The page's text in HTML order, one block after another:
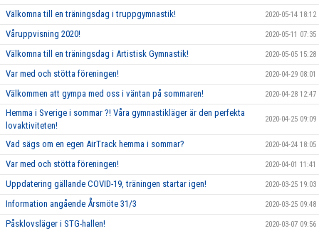
Välkomna till en träningsdag i truppgymnastik! 2020-05-14 18:12
Våruppvisning 2020! 2020-05-11 07:35
Välkomna till en träningsdag i Artistisk Gymnastik! 2020-05-05 15:28
Var med och stötta föreningen! 2020-04-29 08:01
Välkommen att gympa med oss i väntan på sommaren! 2020-04-28 12:47
Hemma i Sverige i sommar ?! Våra gymnastikläger är den perfekta
lovaktiviteten!
2020-04-25 09:09
Vad sägs om en egen AirTrack hemma i sommar? 2020-04-24 18:05
Var med och stötta föreningen! 2020-04-01 11:41
Uppdatering gällande COVID-19, träningen startar igen! 2020-03-25 19:03
Information angående Årsmöte 31/3 2020-03-25 09:48
Påsklovsläger i STG-hallen! 2020-03-07 09:56